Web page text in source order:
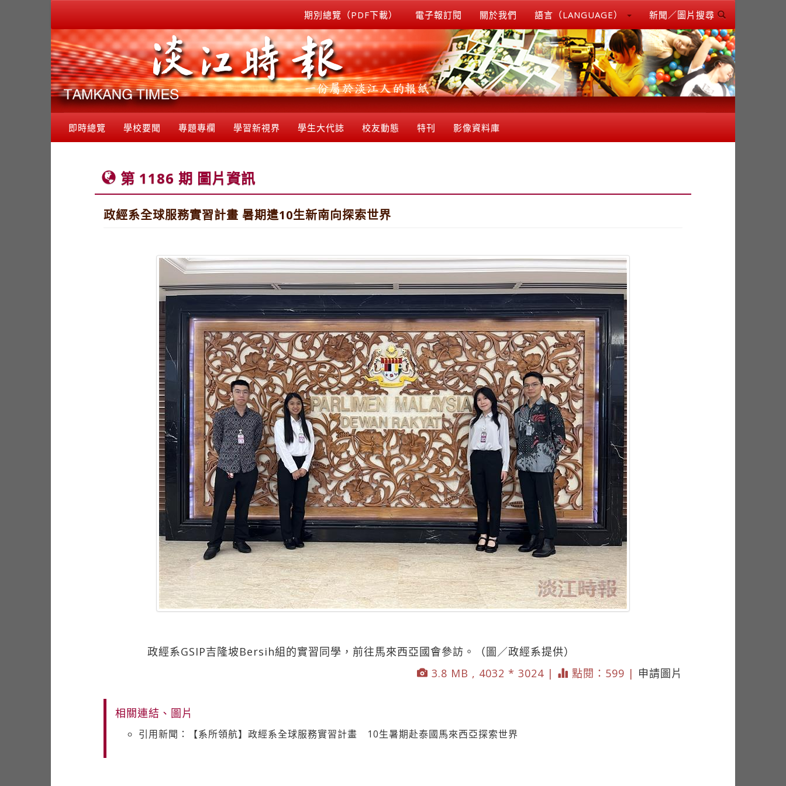
期別總覽（PDF下載） 電子報訂閱 關於我們 語言（LANGUAGE） 新聞／圖片搜尋
即時總覽 學校要聞 專題專欄 學習新視界 學生大代誌 校友動態 特刊 影像資料庫
第 1186 期 圖片資訊
政經系全球服務實習計畫 暑期遣10生新南向探索世界
政經系GSIP吉隆坡Bersih組的實習同學，前往馬來西亞國會參訪。（圖／政經系提供）
3.8 MB , 4032 * 3024 |
點閱：599 | 申請圖片
相關連結、圖片
引用新聞：【系所領航】政經系全球服務實習計畫 10生暑期赴泰國馬來西亞探索世界